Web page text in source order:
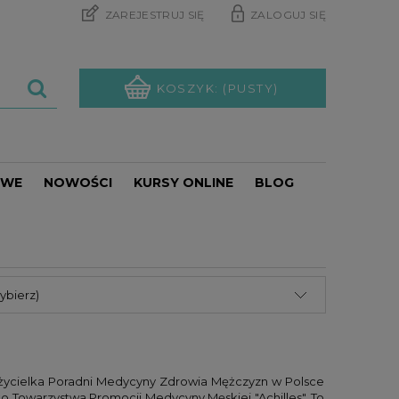
ZAREJESTRUJ SIĘ ZALOGUJ SIĘ
KOSZYK: (PUSTY)
NOWOŚCI KURSY ONLINE BLOG
Poradni Medycyny Zdrowia Mężczyzn w Polsce